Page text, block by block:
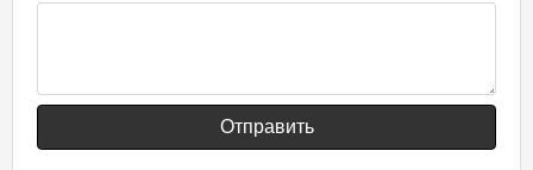
Отправить